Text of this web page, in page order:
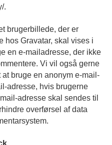
.
brugerbillede, der er
hos Gravatar, skal vises i
en e-mailadresse, der ikke
Vi vil også gerne
bruge en anonym e-mail-
adresse, hvis brugerne
adresse skal sendes til
overførsel af data